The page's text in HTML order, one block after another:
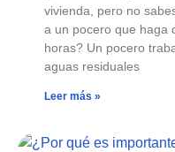
vivienda, pero no
a un pocero que haga
horas? Un pocero
aguas residuales
Leer más »